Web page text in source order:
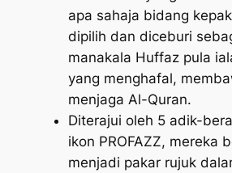
apa sahaja bidang
dipilih dan diceburi
manakala Huffaz pula
yang menghafal,
menjaga Al-Quran.
Diterajui oleh 5 adik-
ikon PROFAZZ, mereka
menjadi pakar rujuk